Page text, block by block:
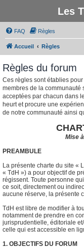
Les
FAQ Règles
Accueil Règles
Règles du forum
Ces règles sont établies
membres de la communauté
acceptées par chacun dans
heurt et procure une
de notre communauté ainsi
Mise
PREAMBULE
La présente charte du site «
« TdH ») a pour objectif de
régissent. Toute personne
ce soit, directement ou
aucune réserve, la présente
TdH est libre de modifier à
notamment de prendre en
jurisprudentielle, éditoriale
celle qui est accessible en
1. OBJECTIFS DU FORUM